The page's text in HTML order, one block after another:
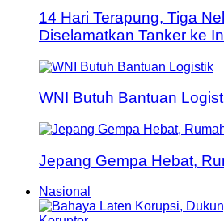
14 Hari Terapung, Tiga
Diselamatkan Tanker ke
WNI Butuh Bantuan
Jepang Gempa Hebat,
Nasional